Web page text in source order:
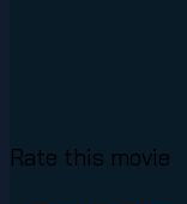
Rate this movie